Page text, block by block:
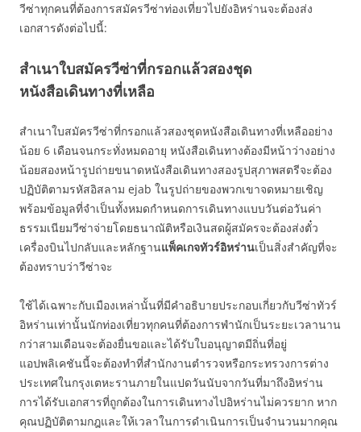
วีซ่าทุกคนที่ต้องการสมัครวีซ่าท่องเที่ยวไปยังอิหร่านจะต้องส่ง
เอกสารดังต่อไปนี้:
สำเนาใบสมัครวีซ่าที่กรอกแล้วสองชุด
หนังสือเดินทางที่เหลือ
สำเนาใบสมัครวีซ่าที่กรอกแล้วสองชุดหนังสือเดินทางที่เหลืออย่าง
น้อย 6 เดือนจนกระทั่งหมดอายุ หนังสือเดินทางต้องมีหน้าว่างอย่าง
น้อยสองหน้ารูปถ่ายขนาดหนังสือเดินทางสองรูปสุภาพสตรีจะต้อง
ปฏิบัติตามรหัสอิสลาม ejab ในรูปถ่ายของพวกเขาจดหมายเชิญ
พร้อมข้อมูลที่จำเป็นทั้งหมดกำหนดการเดินทางแบบวันต่อวันค่า
ธรรมเนียมวีซ่าจ่ายโดยธนาณัติหรือเงินสดผู้สมัครจะต้องส่งตั๋ว
เครื่องบินไปกลับและหลักฐานแพ็คเกจทัวร์อิหร่านเป็นสิ่งสำคัญที่จะ
ต้องทราบว่าวีซ่าจะ
ใช้ได้เฉพาะกับเมืองเหล่านั้นที่มีคำอธิบายประกอบเกี่ยวกับวีซ่าทัวร์
อิหร่านเท่านั้นนักท่องเที่ยวทุกคนที่ต้องการพำนักเป็นระยะเวลานาน
กว่าสามเดือนจะต้องยื่นขอและได้รับใบอนุญาตมีถิ่นที่อยู่
แอปพลิเคชันนี้จะต้องทำที่สำนักงานตำรวจหรือกระทรวงการต่าง
ประเทศในกรุงเตหะรานภายในแปดวันนับจากวันที่มาถึงอิหร่าน
การได้รับเอกสารที่ถูกต้องในการเดินทางไปอิหร่านไม่ควรยาก หาก
คุณปฏิบัติตามกฎและให้เวลาในการดำเนินการเป็นจำนวนมากคุณ